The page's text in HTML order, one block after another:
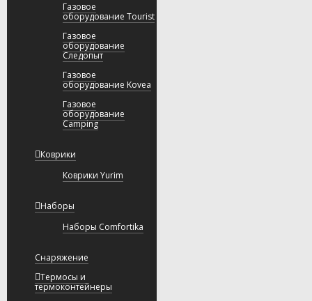
Газовое
оборудование Tourist
Газовое
оборудование
Следопыт
Газовое
оборудование Kovea
Газовое
оборудование
Camping
Коврики
Коврики Yurim
Наборы
Наборы Comfortika
Снаряжение
Термосы и
термоконтейнеры